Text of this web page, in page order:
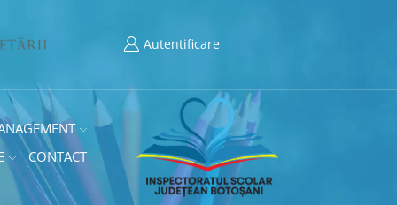
Autentificare
CONTACT